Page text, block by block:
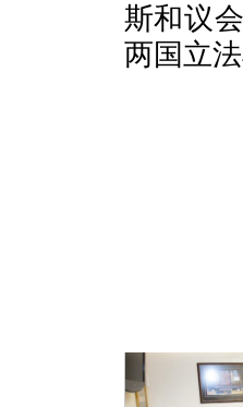
斯和议
两国立